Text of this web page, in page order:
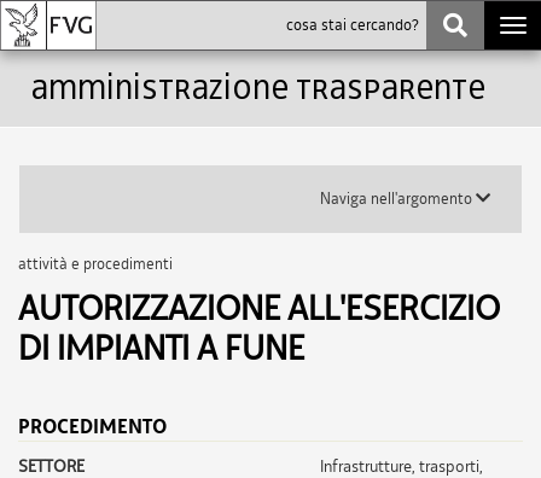
Amministrazione trasparente
Toggle
Naviga nell'argomento
attività e procedimenti
AUTORIZZAZIONE ALL'ESERCIZIO
DI IMPIANTI A FUNE
PROCEDIMENTO
SETTORE
infrastrutture, trasporti,